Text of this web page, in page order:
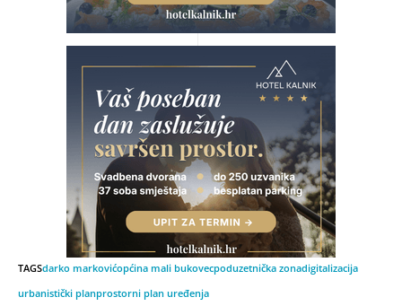
TAGSdarko markovićopćina mali bukovecpoduzetnička zonadigitalizacija
urbanistički planprostorni plan uređenja